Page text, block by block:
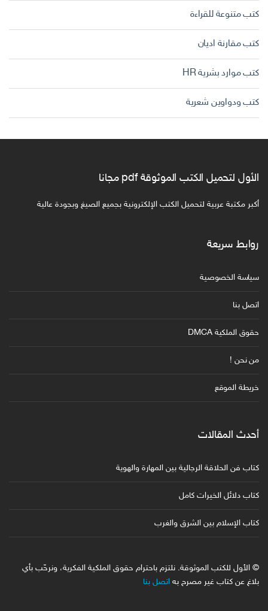
كتب متنوعة للقراءة
كتب مقارنة اديان
كتب موارد بشرية HR
كتب ودواوين شعرية
الأول لتحميل الكتب الموثوقة pdf مجانا
أكبر مكتبة عربية لتحميل الكتب الإلكترونية بجميع الصيغ وبجودة عالية
روابط سريعة
سياسة الخصوصية
اتصل بنا
حقوق الملكية DMCA
من نحن !
خريطة الموقع
أحدث المقالات
كتاب فن الحلاقة الرجالية بين المهارة والهوية
كتاب دلائل الخيرات كامل
كتاب الإسلام بين الشرق والغرب
© الأول للكتب الموثوقة. نلتزم باحترام حقوق الملكية الفكرية، ونرحّب بأي
بلاغ عن كتاب غير مصرح به اتصل بنا